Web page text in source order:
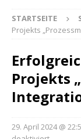
STARTSEITE
Projekts
Projekts
29. April 2024 @